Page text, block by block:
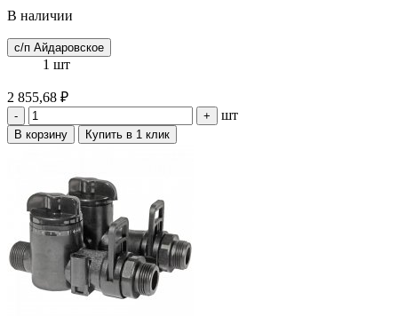
В наличии
с/п Айдаровское
1 шт
2 855,68 ₽
- + шт
В корзину Купить в 1 клик